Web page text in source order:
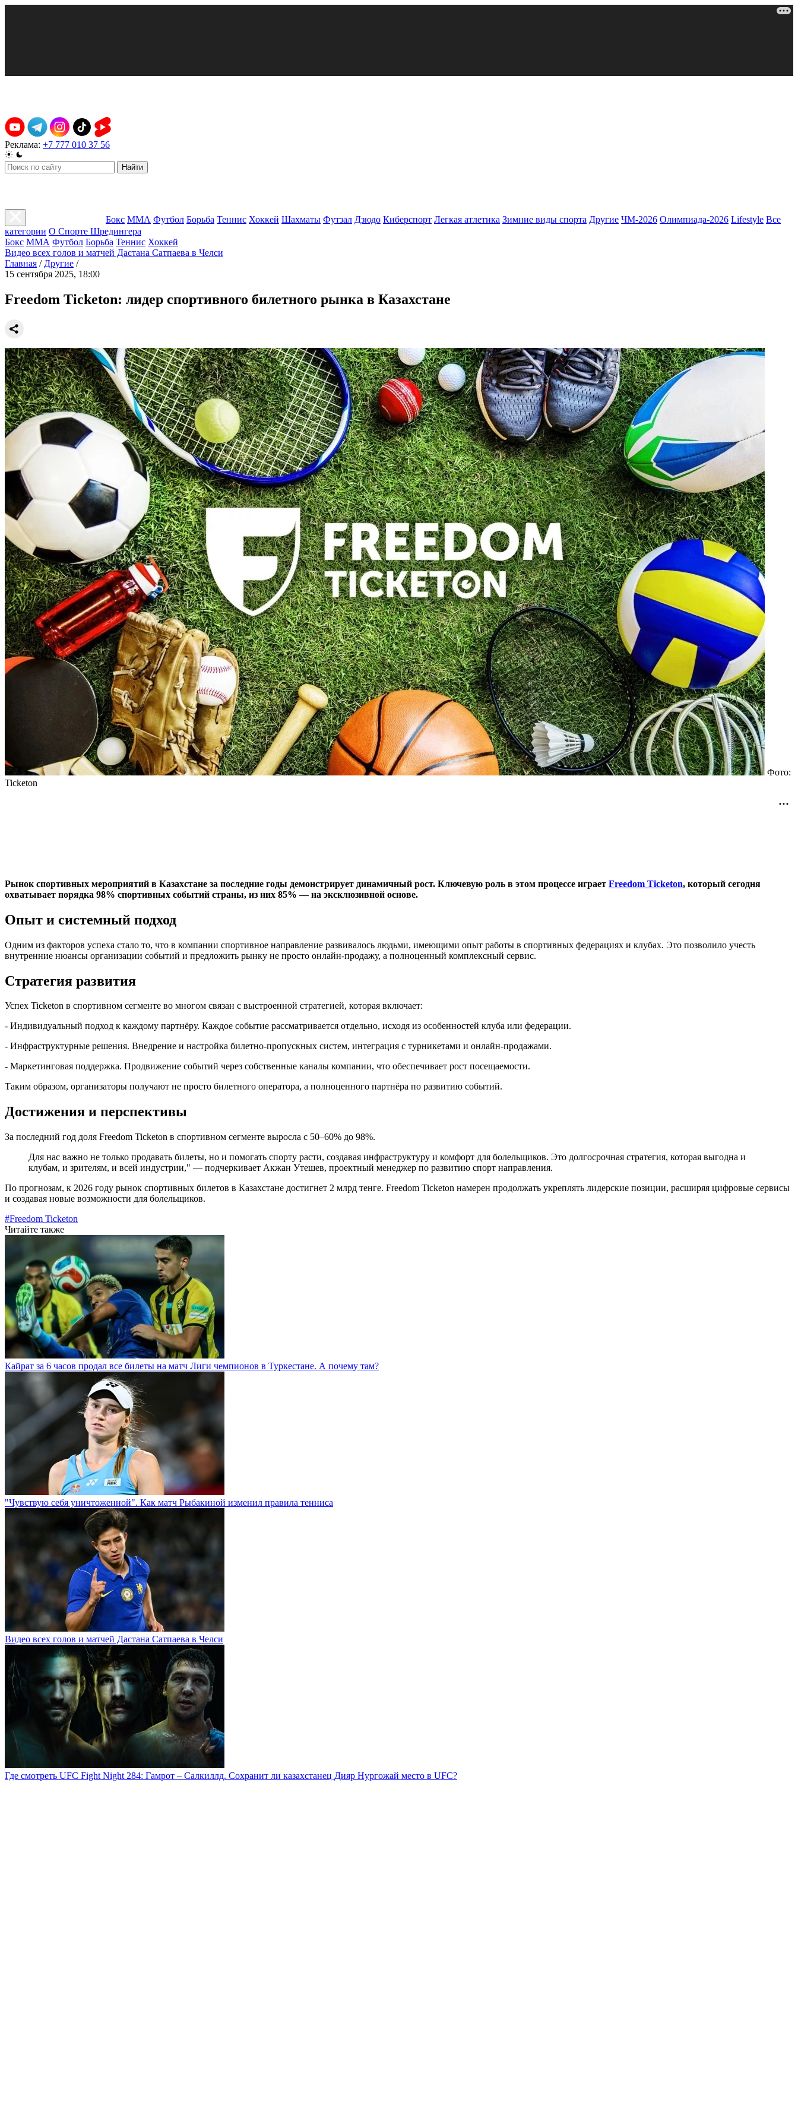
Реклама: +7 777 010 37 56
Найти
Бокс ММА Футбол Борьба Теннис Хоккей Шахматы Футзал Дзюдо Киберспорт Легкая атлетика Зимние виды спорта Другие ЧМ-2026 Олимпиада-2026 Lifestyle Все
категории О Спорте Шредингера
Бокс ММА Футбол Борьба Теннис Хоккей
Видео всех голов и матчей Дастана Сатпаева в Челси
Главная / Другие /
15 сентября 2025, 18:00
Freedom Ticketon: лидер спортивного билетного рынка в Казахстане
Фото:
Ticketon
Рынок спортивных мероприятий в Казахстане за последние годы демонстрирует динамичный рост. Ключевую роль в этом процессе играет Freedom Ticketon, который сегодня
охватывает порядка 98% спортивных событий страны, из них 85% — на эксклюзивной основе.
Опыт и системный подход
Одним из факторов успеха стало то, что в компании спортивное направление развивалось людьми, имеющими опыт работы в спортивных федерациях и клубах. Это позволило учесть
внутренние нюансы организации событий и предложить рынку не просто онлайн-продажу, а полноценный комплексный сервис.
Стратегия развития
Успех Ticketon в спортивном сегменте во многом связан с выстроенной стратегией, которая включает:
- Индивидуальный подход к каждому партнёру. Каждое событие рассматривается отдельно, исходя из особенностей клуба или федерации.
- Инфраструктурные решения. Внедрение и настройка билетно-пропускных систем, интеграция с турникетами и онлайн-продажами.
- Маркетинговая поддержка. Продвижение событий через собственные каналы компании, что обеспечивает рост посещаемости.
Таким образом, организаторы получают не просто билетного оператора, а полноценного партнёра по развитию событий.
Достижения и перспективы
За последний год доля Freedom Ticketon в спортивном сегменте выросла с 50–60% до 98%.
Для нас важно не только продавать билеты, но и помогать спорту расти, создавая инфраструктуру и комфорт для болельщиков. Это долгосрочная стратегия, которая выгодна и
клубам, и зрителям, и всей индустрии," — подчеркивает Акжан Утешев, проектный менеджер по развитию спорт направления.
По прогнозам, к 2026 году рынок спортивных билетов в Казахстане достигнет 2 млрд тенге. Freedom Ticketon намерен продолжать укреплять лидерские позиции, расширяя цифровые сервисы
и создавая новые возможности для болельщиков.
#Freedom Ticketon
Читайте также
Кайрат за 6 часов продал все билеты на матч Лиги чемпионов в Туркестане. А почему там?
"Чувствую себя уничтоженной". Как матч Рыбакиной изменил правила тенниса
Видео всех голов и матчей Дастана Сатпаева в Челси
Где смотреть UFC Fight Night 284: Гамрот – Салкиллд. Сохранит ли казахстанец Дияр Нургожай место в UFC?